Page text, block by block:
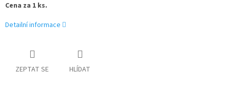
Cena za 1 ks.
Detailní informace
ZEPTAT SE HLÍDAT